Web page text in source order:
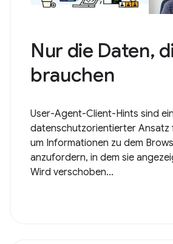
Nur die Daten,
brauchen
User-Agent-Client-Hints sind ein
datenschutzorientierter Ansatz
um Informationen zu dem
anzufordern, in dem sie
Wird verschoben...